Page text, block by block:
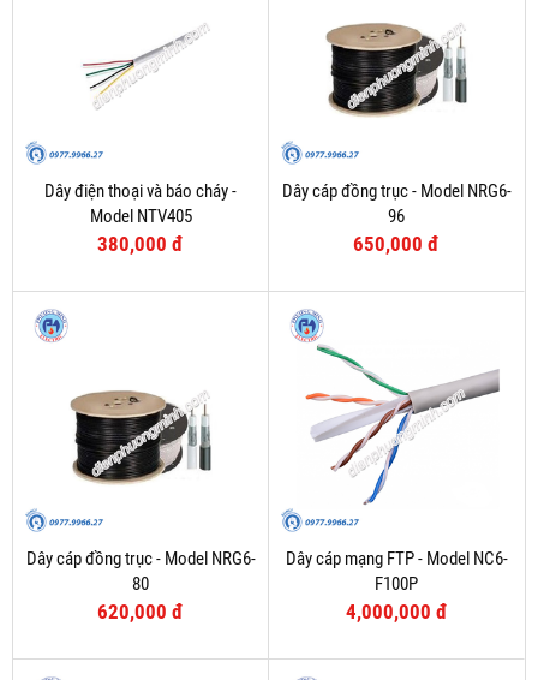
Dây điện thoại và báo cháy -
Model NTV405
380,000 đ
Dây cáp đồng trục - Model NRG6-
96
650,000 đ
Dây cáp đồng trục - Model NRG6-
80
620,000 đ
Dây cáp mạng FTP - Model NC6-
F100P
4,000,000 đ